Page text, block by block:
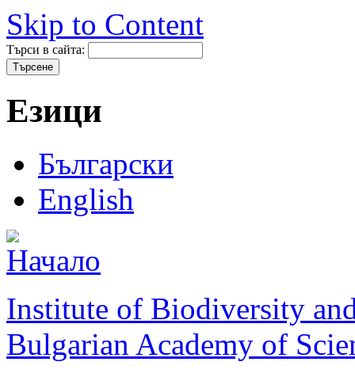
Skip to Content
Търси в сайта:
Езици
Български
English
Institute of Biodiversity
Bulgarian Academy of